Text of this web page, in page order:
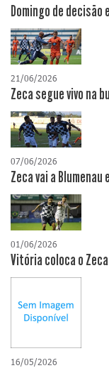
Domingo de decisão
21/06/2026
Zeca segue vivo na
07/06/2026
Zeca vai a
01/06/2026
Vitória coloca o
16/05/2026